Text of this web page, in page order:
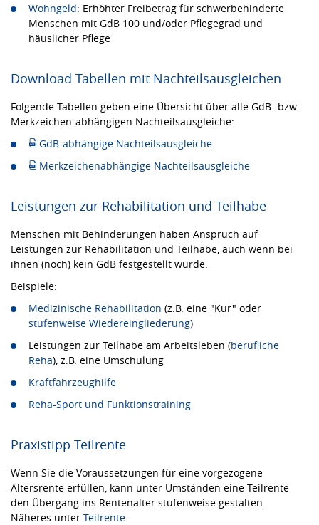
Wohngeld: Erhöhter Freibetrag für schwerbehinderte
Menschen mit GdB 100 und/oder Pflegegrad und
häuslicher Pflege
Download Tabellen mit Nachteilsausgleichen
Folgende Tabellen geben eine Übersicht über alle GdB- bzw.
Merkzeichen-abhängigen Nachteilsausgleiche:
GdB-abhängige Nachteilsausgleiche
Merkzeichenabhängige Nachteilsausgleiche
Leistungen zur Rehabilitation und Teilhabe
Menschen mit Behinderungen haben Anspruch auf
Leistungen zur Rehabilitation und Teilhabe, auch wenn bei
ihnen (noch) kein GdB festgestellt wurde.
Beispiele:
Medizinische Rehabilitation (z.B. eine "Kur" oder
stufenweise Wiedereingliederung)
Leistungen zur Teilhabe am Arbeitsleben (berufliche
Reha), z.B. eine Umschulung
Kraftfahrzeughilfe
Reha-Sport und Funktionstraining
Praxistipp Teilrente
Wenn Sie die Voraussetzungen für eine vorgezogene
Altersrente erfüllen, kann unter Umständen eine Teilrente
den Übergang ins Rentenalter stufenweise gestalten.
Näheres unter Teilrente